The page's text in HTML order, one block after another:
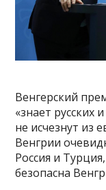
Венгерский
«знает русских
не исчезнут из
Венгрии
Россия и
безопасна